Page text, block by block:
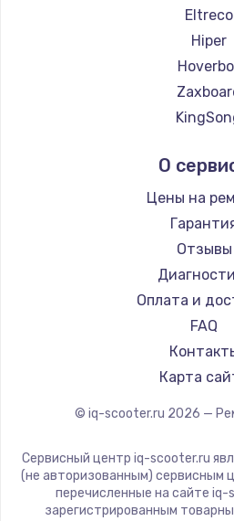
Eltreco
Hiper
Hunter
Shorner
Joyor
Bork
KIRIN
О
Цены на
Отзывы
Оплата и
FAQ
Карта
© iq-scooter.ru 2026 —
Сервисный центр iq-scooter.ru
(не авторизованным) сервисным
перечисленные на сайте iq-
зарегистрированным